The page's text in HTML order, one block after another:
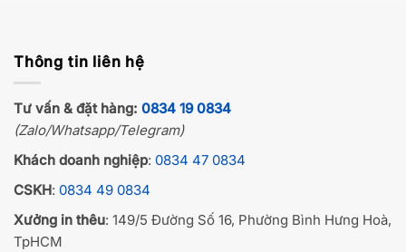
Thông tin liên hệ
Tư vấn & đặt hàng: 0834 19 0834
(Zalo/Whatsapp/Telegram)
Khách doanh nghiệp: 0834 47 0834
CSKH: 0834 49 0834
Xưởng in thêu: 149/5 Đường Số 16, Phường Bình Hưng Hoà,
TpHCM